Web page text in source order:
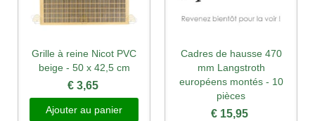
Grille à reine Nicot PVC
beige - 50 x 42,5 cm
€ 3,65
Ajouter au panier
Cadres de hausse 470
mm Langstroth
européens montés - 10
pièces
€ 15,95